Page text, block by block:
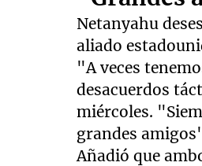
Netanyahu
aliado
"A veces
desacuerdos
miércoles.
grandes
Añadió que